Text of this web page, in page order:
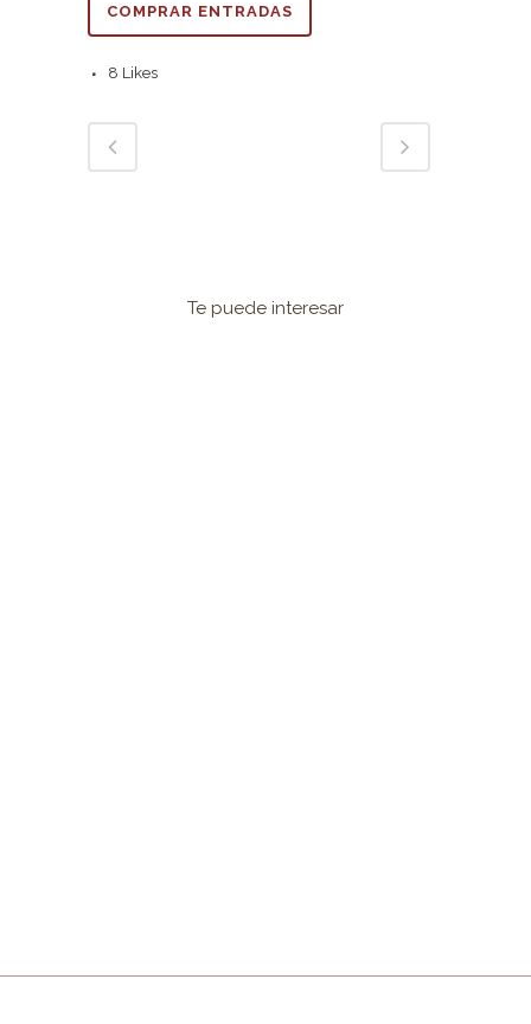
COMPRAR ENTRADAS
8 Likes
Te puede interesar